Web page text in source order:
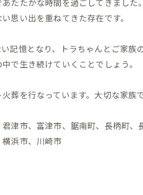
思い出を重ねてきた存在です。
記憶となり、トラちゃんとご家
で生き続けていくことでしょう。
葬を行なっています。大切な家
津市、富津市、鋸南町、長柄町
浜市、川崎市